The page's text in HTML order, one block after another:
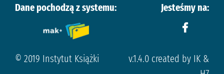
Dane pochodzą z systemu: Jesteśmy na:
© 2019 Instytut Książki
v.1.4.0 created by IK &